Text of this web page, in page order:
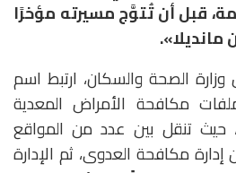
قبل أن تُتوَّج مسيرته مؤخرًا
مانديلا».
الصحة والسكان، ارتبط اسم
مكافحة الأمراض المعدية
حيث تنقل بين عدد من المواقع
إدارة مكافحة العدوى، ثم الإدارة